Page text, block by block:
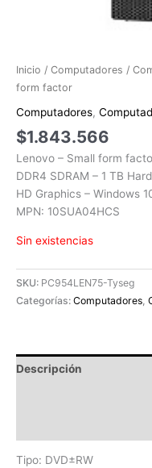
Inicio / Computadores /
form factor
Computadores,
$1.843.566
Lenovo – Small form
DDR4 SDRAM – 1 TB
HD Graphics – Windows
MPN: 10SUA04HCS
Sin existencias
SKU: PC954LEN75-Tyseg
Categorías: Computadores,
Descripción
Tipo: DVD±RW